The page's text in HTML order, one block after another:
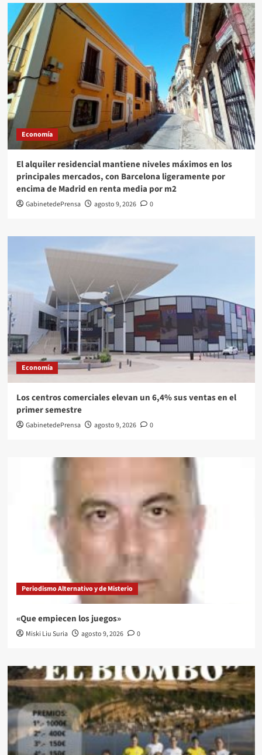
Economía
El alquiler residencial mantiene niveles máximos en los
principales mercados, con Barcelona ligeramente por
encima de Madrid en renta media por m2
GabinetedePrensa agosto 9, 2026 0
Economía
Los centros comerciales elevan un 6,4% sus ventas en el
primer semestre
GabinetedePrensa agosto 9, 2026 0
Periodismo Alternativo y de Misterio
«Que empiecen los juegos»
Miski Liu Suria agosto 9, 2026 0